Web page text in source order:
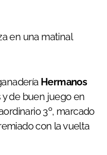
en una matinal
Hermanos
de buen juego en
3º, marcado
con la vuelta